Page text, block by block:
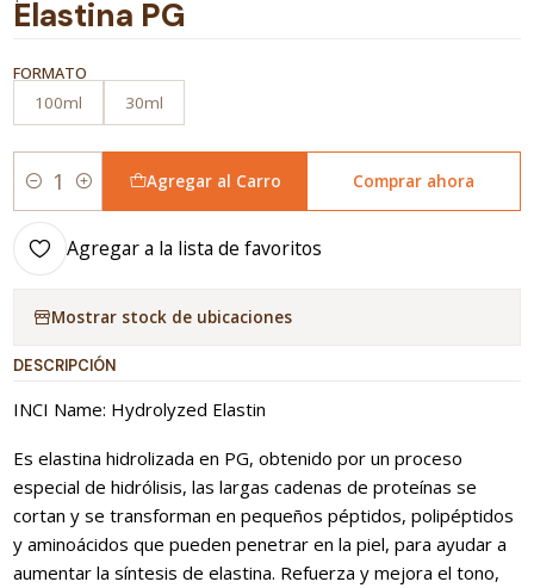
Elastina PG
FORMATO
100ml
30ml
Cantidad
Agregar al Carro Comprar ahora
Agregar a la lista de favoritos
Mostrar stock de ubicaciones
DESCRIPCIÓN
INCI Name: Hydrolyzed Elastin
Es elastina hidrolizada en PG, obtenido por un proceso
especial de hidrólisis, las largas cadenas de proteínas se
cortan y se transforman en pequeños péptidos, polipéptidos
y aminoácidos que pueden penetrar en la piel, para ayudar a
aumentar la síntesis de elastina. Refuerza y mejora el tono,